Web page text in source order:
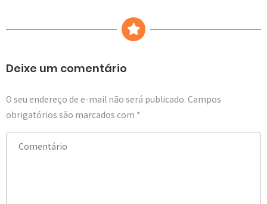
Deixe um comentário
O seu endereço de e-mail não será publicado. Campos
obrigatórios são marcados com *